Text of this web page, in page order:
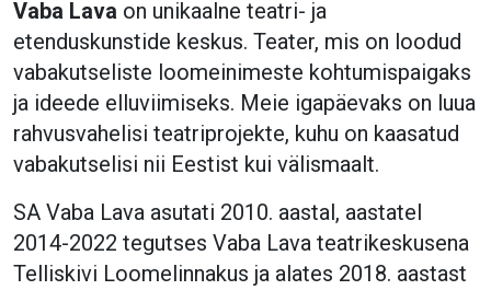
Vaba Lava on unikaalne teatri- ja
etenduskunstide keskus. Teater, mis on loodud
vabakutseliste loomeinimeste kohtumispaigaks
ja ideede elluviimiseks. Meie igapäevaks on luua
rahvusvahelisi teatriprojekte, kuhu on kaasatud
vabakutselisi nii Eestist kui välismaalt.
SA Vaba Lava asutati 2010. aastal, aastatel
2014-2022 tegutses Vaba Lava teatrikeskusena
Telliskivi Loomelinnakus ja alates 2018. aastast